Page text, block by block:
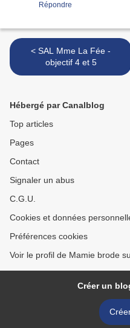
Répondre
< SAL Mme La Fée -
objectif 4 et 5
Hébergé par Canalblog
Top articles
Pages
Contact
Signaler un abus
C.G.U.
Cookies et données
Préférences cookies
Voir le profil de Mamie brode
Créer un